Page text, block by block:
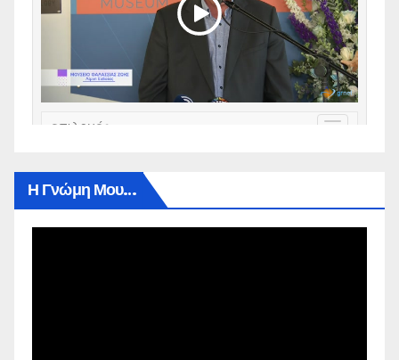
Η Γνώμη Μου…